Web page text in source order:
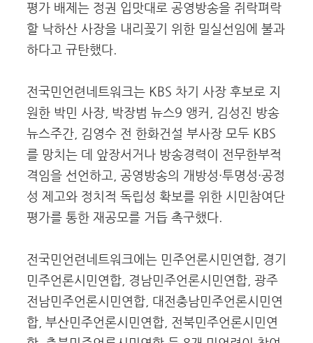
평가 배제는 정권 입맛대로 공영방송을 쥐락펴락
할 낙하산 사장을 내리꽂기 위한 밀실선임에 불과
하다고 규탄했다.
전국민언련네트워크는 KBS 차기 사장 후보로 지
원한 박민 사장, 박장범 뉴스9 앵커, 김성진 방송
뉴스주간, 김영수 전 한화건설 부사장 모두 KBS
를 망치는 데 앞장서거나 방송경력이 전무한부적
격임을 선언하고, 공영방송의 개방성·투명성·공정
성 제고와 정치적 독립성 확보를 위한 시민참여단
평가를 통한 재공모를 거듭 촉구했다.
전국민언련네트워크에는 민주언론시민연합, 경기
민주언론시민연합, 경남민주언론시민연합, 광주
전남민주언론시민연합, 대전충남민주언론시민연
합, 부산민주언론시민연합, 전북민주언론시민연